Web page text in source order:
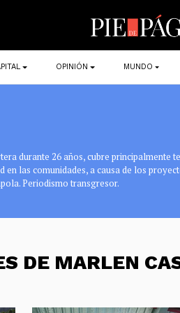
OPINIÓN MUNDO
durante 26 años, cubre principalmente
las comunidades, a causa de los
Periodismo transgresor.
DE MARLEN